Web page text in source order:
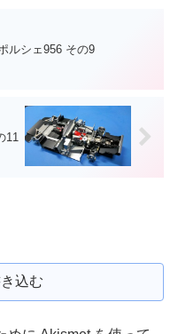
ルシェ956 その9
11
込む